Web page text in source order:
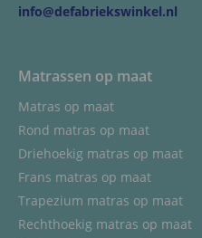
info@defabriekswinkel.nl
Matrassen op maat
Matras op maat
Rond matras op maat
Driehoekig matras op maat
Frans matras op maat
Trapezium matras op maat
Rechthoekig matras op maat